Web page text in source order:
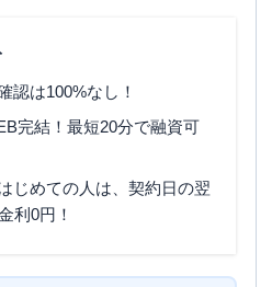
認は100%なし！
完結！最短20分で融資可
じめての人は、契約日の翌
利0円！